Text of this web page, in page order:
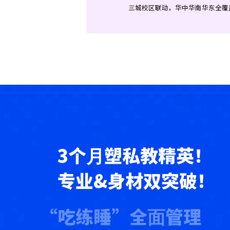
三城校区联动，华中华南华东全
3个⽉塑私教精英！
专业&身材双突破！
“吃练睡”全⾯管理